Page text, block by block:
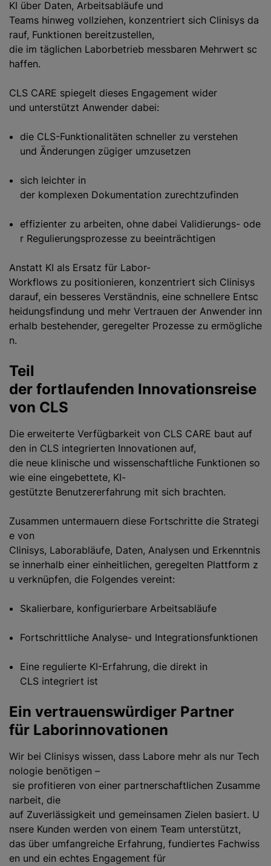
KI über Daten, Arbeitsabläufe und
Teams hinweg vollziehen, konzentriert sich Clinisys da
rauf, Funktionen bereitzustellen,
die im täglichen Laborbetrieb messbaren Mehrwert sc
haffen.
CLS CARE spiegelt dieses Engagement wider
und unterstützt Anwender dabei:
die CLS-Funktionalitäten schneller zu verstehen
und Änderungen zügiger umzusetzen
sich leichter in
der komplexen Dokumentation zurechtzufinden
effizienter zu arbeiten, ohne dabei Validierungs- ode
r Regulierungsprozesse zu beeinträchtigen
Anstatt KI als Ersatz für Labor-
Workflows zu positionieren, konzentriert sich Clinisys
darauf, ein besseres Verständnis, eine schnellere Entsc
heidungsfindung und mehr Vertrauen der Anwender inn
erhalb bestehender, geregelter Prozesse zu ermögliche
n.
Teil
der fortlaufenden Innovationsreise
von CLS
Die erweiterte Verfügbarkeit von CLS CARE baut auf
den in CLS integrierten Innovationen auf,
die neue klinische und wissenschaftliche Funktionen so
wie eine eingebettete, KI-
gestützte Benutzererfahrung mit sich brachten.
Zusammen untermauern diese Fortschritte die Strategi
e von
Clinisys, Laborabläufe, Daten, Analysen und Erkenntnis
se innerhalb einer einheitlichen, geregelten Plattform z
u verknüpfen, die Folgendes vereint:
Skalierbare, konfigurierbare Arbeitsabläufe
Fortschrittliche Analyse- und Integrationsfunktionen
Eine regulierte KI-Erfahrung, die direkt in
CLS integriert ist
Ein vertrauenswürdiger Partner
für Laborinnovationen
Wir bei Clinisys wissen, dass Labore mehr als nur Tech
nologie benötigen –
sie profitieren von einer partnerschaftlichen Zusamme
narbeit, die
auf Zuverlässigkeit und gemeinsamen Zielen basiert. U
nsere Kunden werden von einem Team unterstützt,
das über umfangreiche Erfahrung, fundiertes Fachwiss
en und ein echtes Engagement für